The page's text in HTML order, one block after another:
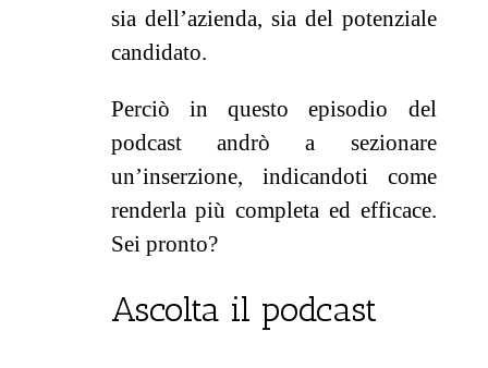
sia dell’azienda, sia del potenziale
candidato.
Perciò in questo episodio del
podcast andrò a sezionare
un’inserzione, indicandoti come
renderla più completa ed efficace.
Sei pronto?
Ascolta il podcast